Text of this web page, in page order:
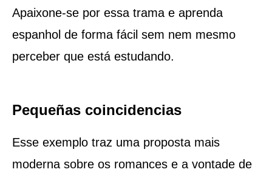
Apaixone-se por essa trama e aprenda
espanhol de forma fácil sem nem mesmo
perceber que está estudando.
Pequeñas coincidencias
Esse exemplo traz uma proposta mais
moderna sobre os romances e a vontade de